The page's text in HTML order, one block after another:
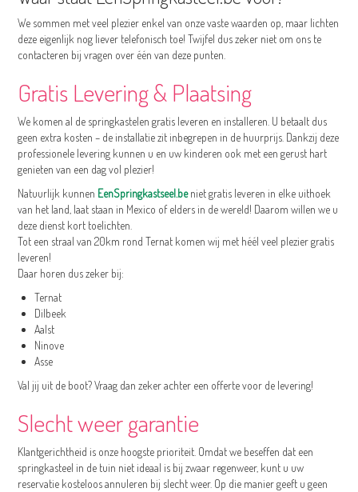
We sommen met veel plezier enkel van onze vaste waarden op, maar lichten
deze eigenlijk nog liever telefonisch toe! Twijfel dus zeker niet om ons te
contacteren bij vragen over één van deze punten.
Gratis Levering & Plaatsing
We komen al de springkastelen gratis leveren en installeren. U betaalt dus
geen extra kosten – de installatie zit inbegrepen in de huurprijs. Dankzij deze
professionele levering kunnen u en uw kinderen ook met een gerust hart
genieten van een dag vol plezier!
Natuurlijk kunnen EenSpringkastseel.beniet gratis leveren in elke uithoek
van het land, laat staan in Mexico of elders in de wereld! Daarom willen we u
deze dienst kort toelichten.
Tot een straal van 20km rond Ternat komen wij met héél veel plezier gratis
leveren!
Daar horen dus zeker bij:
Ternat
Dilbeek
Aalst
Ninove
Asse
Val jij uit de boot? Vraag dan zeker achter een offerte voor de levering!
Slecht weer garantie
Klantgerichtheid is onze hoogste prioriteit. Omdat we beseffen dat een
springkasteel in de tuin niet ideaal is bij zwaar regenweer, kunt u uw
reservatie kosteloos annuleren bij slecht weer. Op die manier geeft u geen